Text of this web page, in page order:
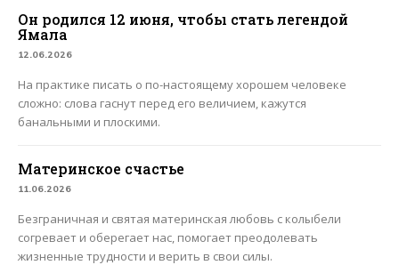
Он родился 12 июня, чтобы стать легендой
Ямала
12.06.2026
На практике писать о по-настоящему хорошем человеке
сложно: слова гаснут перед его величием, кажутся
банальными и плоскими.
Материнское счастье
11.06.2026
Безграничная и святая материнская любовь с колыбели
согревает и оберегает нас, помогает преодолевать
жизненные трудности и верить в свои силы.